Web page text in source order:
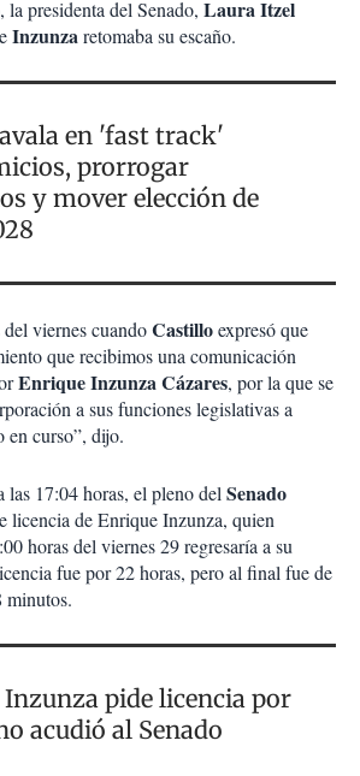
la presidenta del Senado, Laura Itzel
Inzunzaretomaba su escaño.
en 'fast track'
prorrogar
y mover elección de
viernes cuandoCastilloexpresó que
que recibimos una comunicación
Enrique Inzunza Cázares, por la que se
a sus funciones legislativas a
en curso”, dijo.
las 17:04 horas, el pleno delSenado
licencia de Enrique Inzunza, quien
horas del viernes 29 regresaría a su
fue por 22 horas, pero al final fue de
minutos.
pide licencia por
acudió al Senado